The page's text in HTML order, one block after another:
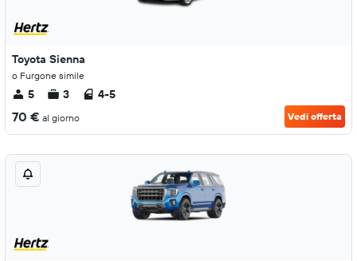
Toyota Sienna
o Furgone simile
5 3 4-5
70 € al giorno Vedi offerta